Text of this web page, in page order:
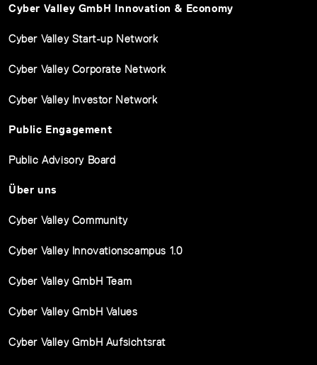
Cyber Valley GmbH Innovation & Economy
Cyber Valley Start-up Network
Cyber Valley Corporate Network
Cyber Valley Investor Network
Public Engagement
Public Advisory Board
Über uns
Cyber Valley Community
Cyber Valley Innovationscampus 1.0
Cyber Valley GmbH Team
Cyber Valley GmbH Values
Cyber Valley GmbH Aufsichtsrat